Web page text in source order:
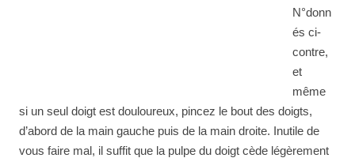
N°donn
és ci-
contre,
et
même
si un seul doigt est douloureux, pincez le bout des doigts,
d’abord de la main gauche puis de la main droite. Inutile de
vous faire mal, il suffit que la pulpe du doigt cède légèrement